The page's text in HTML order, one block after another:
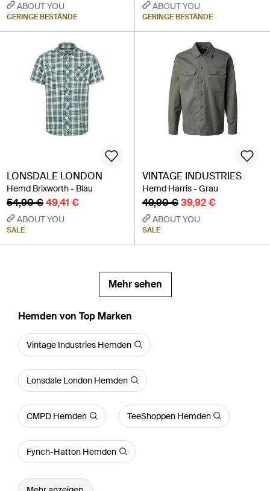
ABOUT YOU
GERINGE BESTÄNDE
ABOUT YOU
GERINGE BESTÄNDE
LONSDALE LONDON
Hemd Brixworth - Blau
54,90 €49,41 €
ABOUT YOU
SALE
VINTAGE INDUSTRIES
Hemd Harris - Grau
49,90 €39,92 €
ABOUT YOU
SALE
Mehr sehen
Hemden von Top Marken
Vintage Industries Hemden
Lonsdale London Hemden
CMPD Hemden TeeShoppen Hemden
Fynch-Hatton Hemden